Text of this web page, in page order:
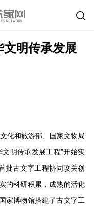
文明传承发展
化和旅游部、国家文物局
明传承发展工程”开始实
批古文字工程协同攻关创
的科研积累，成熟的活化
家博物馆搭建了古文字工